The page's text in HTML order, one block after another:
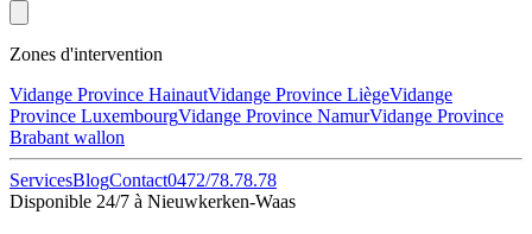
Zones d'intervention
Vidange Province HainautVidange Province LiègeVidange
Province LuxembourgVidange Province NamurVidange Province
Brabant wallon
ServicesBlogContact0472/78.78.78
Disponible 24/7 à Nieuwkerken-Waas